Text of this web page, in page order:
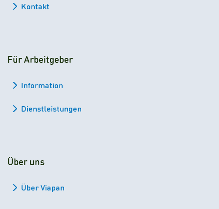
Kontakt
Für Arbeitgeber
Information
Dienstleistungen
Über uns
Über Viapan